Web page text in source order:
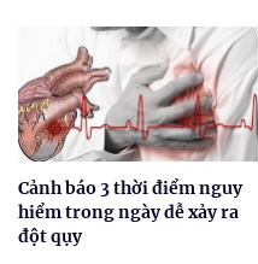
Cảnh báo 3 thời điểm nguy
hiểm trong ngày dễ xảy ra
đột qụy